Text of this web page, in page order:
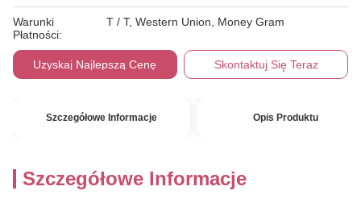
Warunki
Płatności:
T / T, Western Union, Money Gram
Uzyskaj Najlepszą Cenę Skontaktuj Się Teraz
Szczegółowe Informacje Opis Produktu
Szczegółowe Informacje